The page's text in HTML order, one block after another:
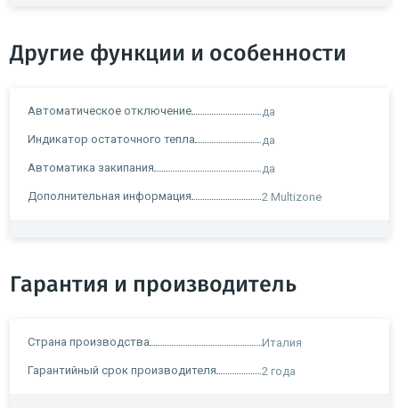
Другие функции и особенности
Автоматическое отключение да
Индикатор остаточного тепла да
Автоматика закипания да
Дополнительная информация 2 Multizone
Гарантия и производитель
Страна производства Италия
Гарантийный срок производителя 2 года